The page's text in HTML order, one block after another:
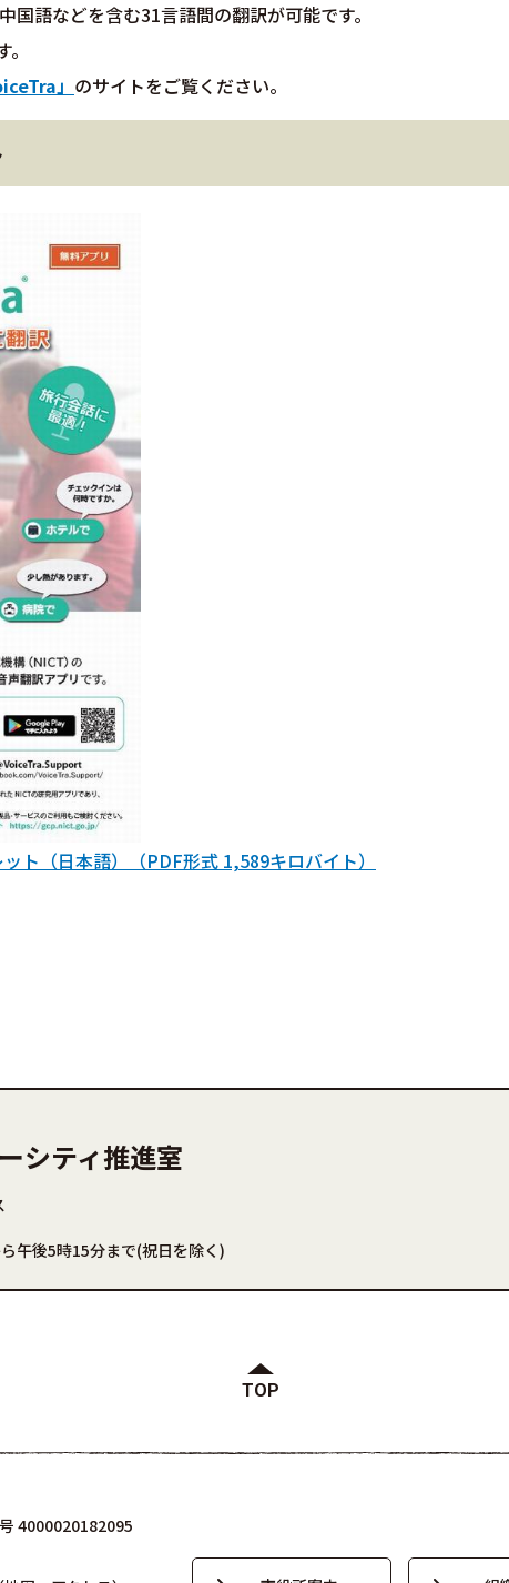
語などを含む31言語間の翻訳が可能です。
」 のサイトをご覧ください。
ト（日本語）（PDF形式 1,589キロバイト）
シティ推進室
午後5時15分まで(祝日を除く)
TOP
4000020182095